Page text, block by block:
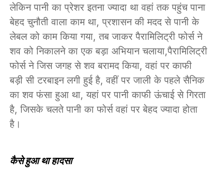
लेकिन पानी का प्रेशर इतना ज्यादा था वहां तक पहुंच पाना
बेहद चुनौती वाला काम था, प्रशासन की मदद से पानी के
लेबल को काम किया गया, तब जाकर पैरामिलिट्री फोर्स ने
शव को निकालने का एक बड़ा अभियान चलाया,पैरामिलिट्री
फोर्स ने जिस जगह से शव बरामद किया, वहां पर काफी
बड़ी सी टरबाइन लगी हुई है, वहीं पर जाली के पहले सैनिक
का शव फंसा हुआ था, यहां पर पानी काफी ऊंचाई से गिरता
है, जिसके चलते पानी का फोर्स वहां पर बेहद ज्यादा होता
है।
कैसे हुआ था हादसा